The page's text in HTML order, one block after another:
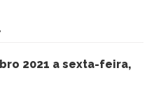
2021 a sexta-feira,